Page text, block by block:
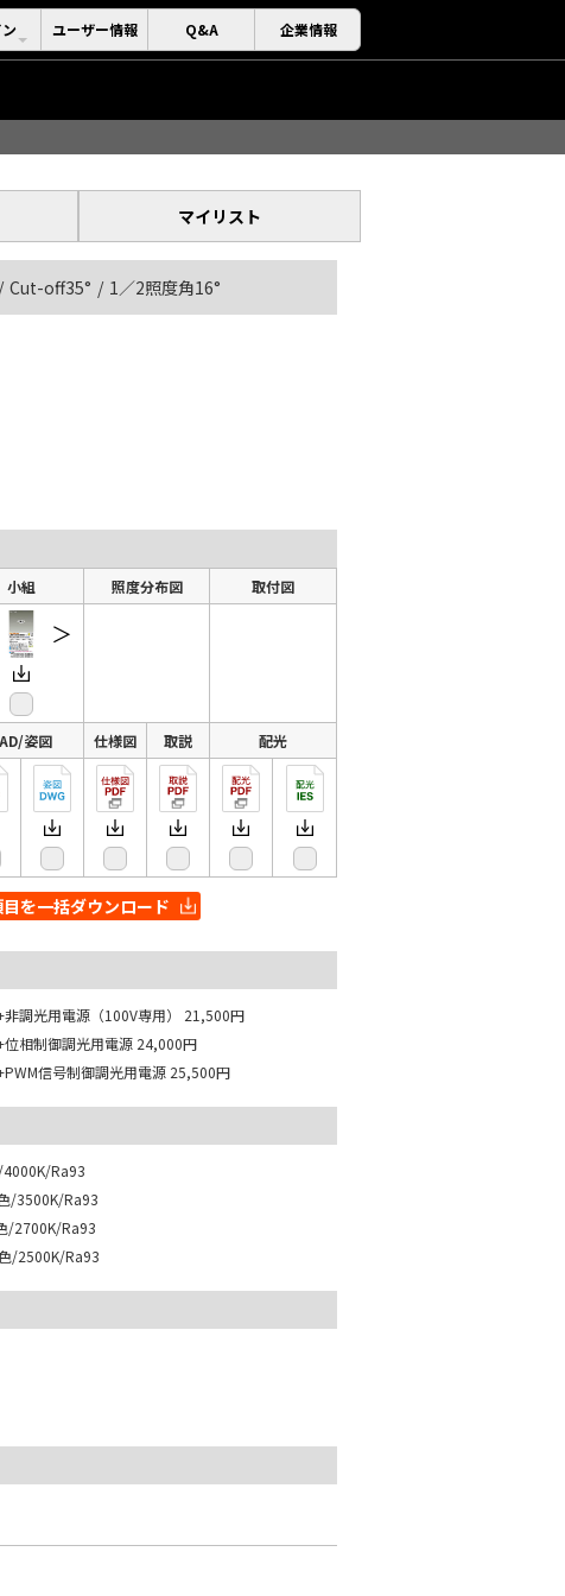
ユーザー情報 Q&A 企業情報
マイリスト
Cut-off35° 1／2照度角16°
小組 照度分布図 取付図
＞
姿図 仕様図 取説 配光
を一括ダウンロード
調光用電源（100V専用） 21,500円
位相制御調光用電源 24,000円
信号制御調光用電源 25,500円
Ra93
/3500K/Ra93
/2700K/Ra93
/2500K/Ra93